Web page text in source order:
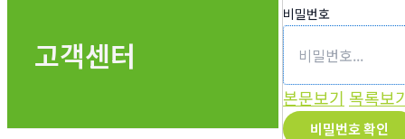
고객센터
비밀번호
본문보기 목록보
비밀번호 확인